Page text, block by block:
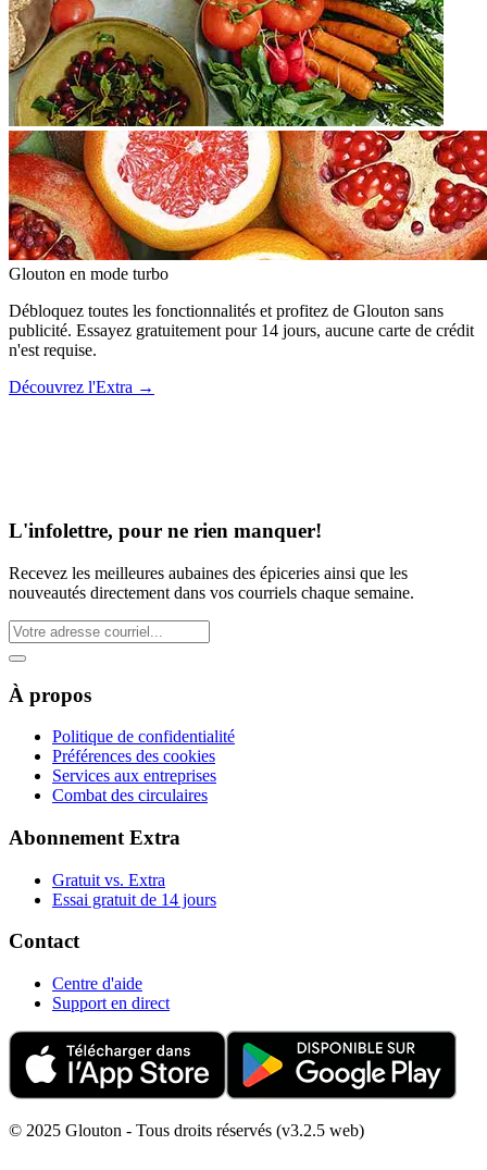
Glouton en mode turbo
Débloquez toutes les fonctionnalités et profitez de Glouton sans
publicité. Essayez gratuitement pour 14 jours, aucune carte de crédit
n'est requise.
Découvrez l'Extra →
L'infolettre, pour ne rien manquer!
Recevez les meilleures aubaines des épiceries ainsi que les
nouveautés directement dans vos courriels chaque semaine.
À propos
Politique de confidentialité
Préférences des cookies
Services aux entreprises
Combat des circulaires
Abonnement Extra
Gratuit vs. Extra
Essai gratuit de 14 jours
Contact
Centre d'aide
Support en direct
© 2025 Glouton - Tous droits réservés (v3.2.5 web)